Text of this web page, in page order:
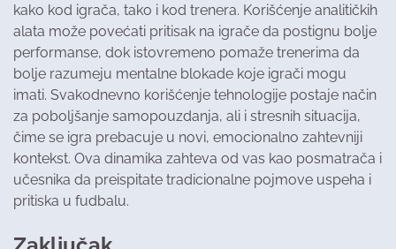
kako kod igrača, tako i kod trenera. Korišćenje analitičkih
alata može povećati pritisak na igrače da postignu bolje
performanse, dok istovremeno pomaže trenerima da
bolje razumeju mentalne blokade koje igrači mogu
imati. Svakodnevno korišćenje tehnologije postaje način
za poboljšanje samopouzdanja, ali i stresnih situacija,
čime se igra prebacuje u novi, emocionalno zahtevniji
kontekst. Ova dinamika zahteva od vas kao posmatrača i
učesnika da preispitate tradicionalne pojmove uspeha i
pritiska u fudbalu.